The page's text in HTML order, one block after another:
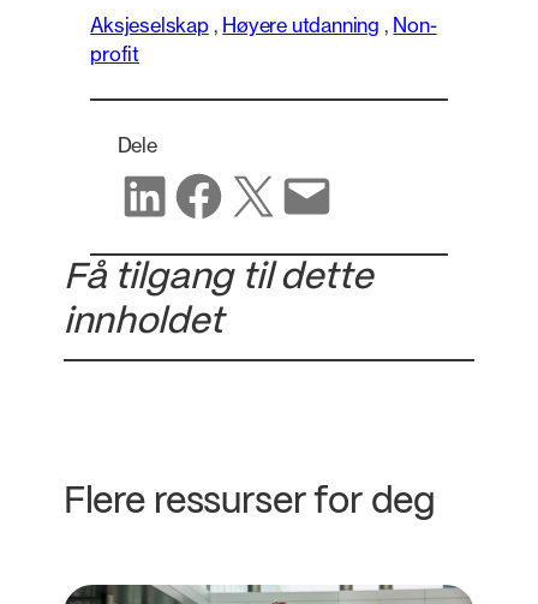
Aksjeselskap , Høyere utdanning , Non-
profit
Dele
Del på LinkedIn Del på Facebook Del på X Del via e-post
Få tilgang til dette
innholdet
Flere ressurser for deg